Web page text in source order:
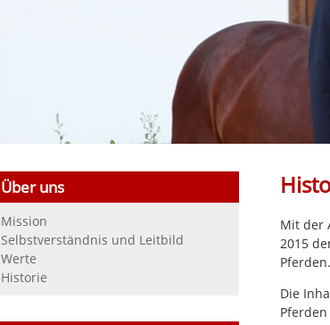
Mit der
2015
Pferden.
Die
Über uns
Mission
Selbstverständnis und Leitbild
Werte
Historie